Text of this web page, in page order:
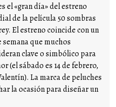
el «gran día» del estreno
de la película 50 sombras
El estreno coincide con un
semana que muchos
clave o simbólico para
(el sábado es 14 de febrero,
La marca de peluches
la ocasión para diseñar un